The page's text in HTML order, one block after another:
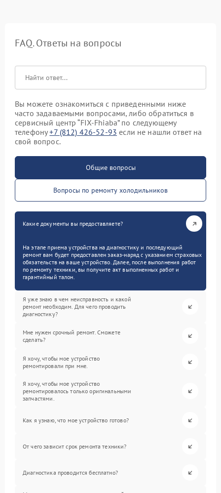
FAQ. Ответы на вопросы
Вы можете ознакомиться с приведенными ниже
часто задаваемыми вопросами, либо обратиться в
сервисный центр “FIX-Fhiaba” по следующему
телефону+7 (812) 426-52-93 если не нашли ответ на
свой вопрос.
Общие вопросы
Вопросы по ремонту холодильников
Какие документы вы предоставляете?
На этапе приема устройства на диагностику и последующий
ремонт вам будет предоставлен заказ-наряд с указанием страховых
обязательств на ваше устройство. Далее, после выполнения работ
по ремонту техники, вы получите акт выполненных работ и
гарантийный талон.
Я уже знаю в чем неисправность и какой
ремонт необходим. Для чего проводить
диагностику?
Мне нужен срочный ремонт. Сможете
сделать?
Я хочу, чтобы мое устройство
ремонтировали при мне.
Я хочу, чтобы мое устройство
ремонтировалось только оригинальными
запчастями.
Как я узнаю, что мое устройство готово?
От чего зависит срок ремонта техники?
Диагностика проводится бесплатно?